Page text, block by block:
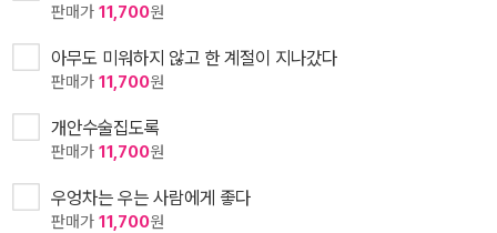
판매가 11,700원
아무도 미워하지 않고 한 계절이 지나갔다
판매가 11,700원
개안수술집도록
판매가 11,700원
우엉차는 우는 사람에게 좋다
판매가 11,700원